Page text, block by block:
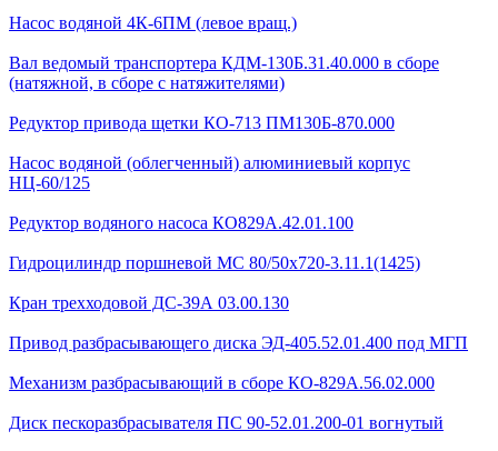
Насос водяной 4К-6ПМ (левое вращ.)
Вал ведомый транспортера КДМ-130Б.31.40.000 в сборе
(натяжной, в сборе с натяжителями)
Редуктор привода щетки КО-713 ПМ130Б-870.000
Насос водяной (облегченный) алюминиевый корпус
НЦ-60/125
Редуктор водяного насоса КО829А.42.01.100
Гидроцилиндр поршневой МС 80/50х720-3.11.1(1425)
Кран трехходовой ДС-39А 03.00.130
Привод разбрасывающего диска ЭД-405.52.01.400 под МГП
Механизм разбрасывающий в сборе КО-829А.56.02.000
Диск пескоразбрасывателя ПС 90-52.01.200-01 вогнутый